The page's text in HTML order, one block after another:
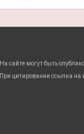
На сайте могут быть
При цитировании ссылка на